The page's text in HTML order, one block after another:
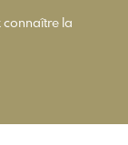
connaître la